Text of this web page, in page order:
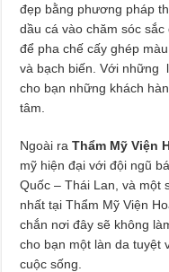
đẹp bằng phương pháp
dầu cá vào chăm sóc
để pha chế cấy ghép
và bạch biến. Với những
cho bạn những khách
tâm.
Ngoài raThẩm Mỹ Viện
mỹ hiện đại với đội ngũ
Quốc – Thái Lan, và một
nhất tại Thẩm Mỹ Viện
chắn nơi đây sẽ không
cho bạn một làn da tuyệt
cuộc sống.